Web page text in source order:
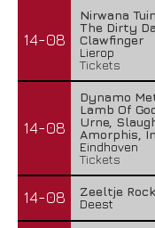
14-08
Nirwana
The Dirty
Clawfinger
Lierop
Tickets
14-08
Dynamo
Lamb Of
Urne,
Amorphis,
Eindhoven
Tickets
14-08
Zeeltje
Deest